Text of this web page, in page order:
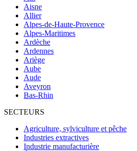
Aisne
Allier
Alpes-de-Haute-Provence
Alpes-Maritimes
Ardèche
Ardennes
Ariège
Aube
Aude
Aveyron
Bas-Rhin
SECTEURS
Agriculture, sylviculture et pêche
Industries extractives
Industrie manufacturière